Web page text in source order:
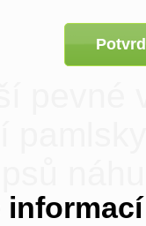
pevné